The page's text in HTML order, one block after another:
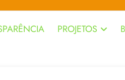
PROJETOS